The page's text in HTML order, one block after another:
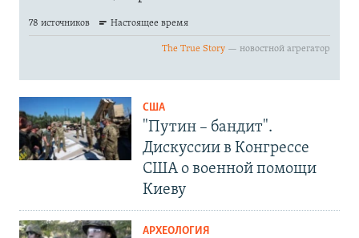
США
"Путин – бандит".
Дискуссии в Конгрессе
США о военной помощи
Киеву
АРХЕОЛОГИЯ